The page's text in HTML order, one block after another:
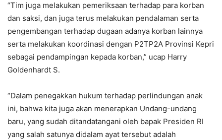
“Tim juga melakukan pemeriksaan terhadap para korban
dan saksi, dan juga terus melakukan pendalaman serta
pengembangan terhadap dugaan adanya korban lainnya
serta melakukan koordinasi dengan P2TP2A Provinsi Kepri
sebagai pendampingan kepada korban,” ucap Harry
Goldenhardt S.
“Dalam penegakkan hukum terhadap perlindungan anak
ini, bahwa kita juga akan menerapkan Undang-undang
baru, yang sudah ditandatangani oleh bapak Presiden RI
yang salah satunya didalam ayat tersebut adalah